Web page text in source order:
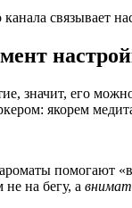
связывает
значит, его
якорем
помогают
на бегу, а